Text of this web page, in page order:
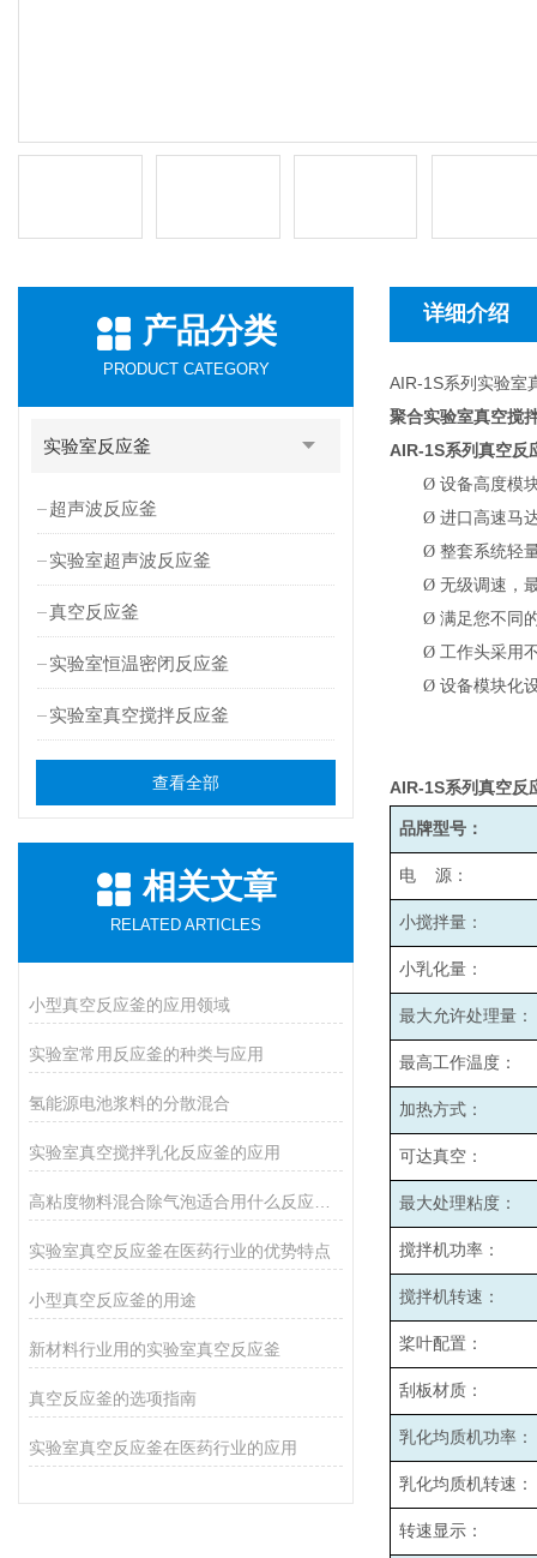
产品分类
PRODUCT CATEGORY
实验室反应釜
超声波反应釜
实验室超声波反应釜
真空反应釜
实验室恒温密闭反应釜
实验室真空搅拌反应釜
查看全部
相关文章
RELATED ARTICLES
小型真空反应釜的应用领域
实验室常用反应釜的种类与应用
氢能源电池浆料的分散混合
实验室真空搅拌乳化反应釜的应用
实验室真空反应釜在医药行业的优势特点
小型真空反应釜的用途
新材料行业用的实验室真空反应釜
真空反应釜的选项指南
实验室真空反应釜在医药行业的应用
详细介绍
AIR-1S系列实验室
聚合实验室真空搅
AIR-1S系列真空反
Ø 设备高度模
Ø 进口高速马
Ø 整套系统轻
Ø 无级调速，
Ø 满足您不同
Ø 工作头采用
Ø 设备模块化
AIR-1S系列真空反
品牌型号：
电 源：
小搅拌量：
小乳化量：
最大允许处理量：
最高工作温度：
加热方式：
可达真空：
最大处理粘度：
搅拌机功率：
搅拌机转速：
桨叶配置：
刮板材质：
乳化均质机功率：
乳化均质机转速：
转速显示：